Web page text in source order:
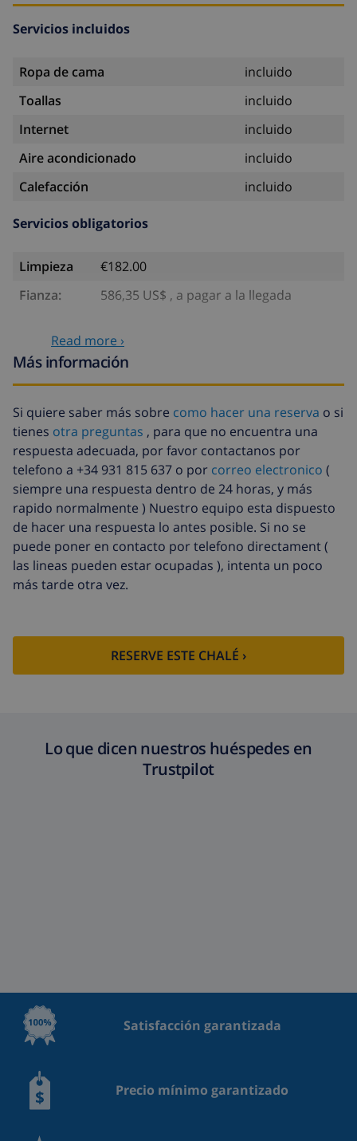
Servicios incluidos
Ropa de cama
incluido
Toallas
incluido
Internet
incluido
Aire acondicionado
incluido
Calefacción
incluido
Servicios obligatorios
Limpieza
€182.00
Fianza:
586,35 US$ , a pagar a la llegada
Servicios opcionales
Animales
46,91 US$
Cama extra
14,07 US$ por día
Fondo cancelación:
4.80% del importe total
Read more ›
Más información
Si quiere saber más sobre como hacer una reserva o si
tienes otra preguntas , para que no encuentra una
respuesta adecuada, por favor contactanos por
telefono a +34 931 815 637 o por correo electronico (
siempre una respuesta dentro de 24 horas, y más
rapido normalmente ) Nuestro equipo esta dispuesto
de hacer una respuesta lo antes posible. Si no se
puede poner en contacto por telefono directament (
las lineas pueden estar ocupadas ), intenta un poco
más tarde otra vez.
RESERVE ESTE CHALÉ ›
Lo que dicen nuestros huéspedes en
Trustpilot
Satisfacción garantizada
Precio mínimo garantizado